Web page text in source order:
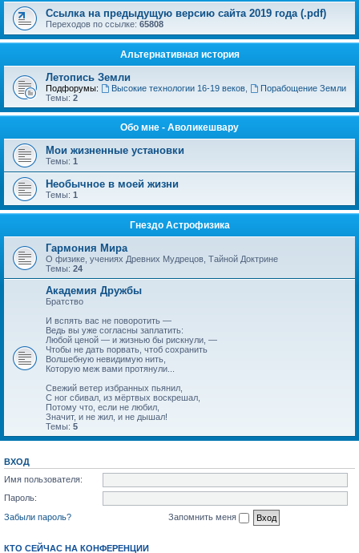
Ссылка на предыдущую версию сайта 2019 года (.pdf)
Переходов по ссылке: 65808
Альтернативная история
Летопись Земли
Подфорумы: Высокие технологии 16-19 веков,
Порабощение Земли
Темы: 2
Обо мне - Аволикешвару
Мои жизненные установки
Темы: 1
Необычное в моей жизни
Темы: 1
Гнездо Астрофизика
Гармония Мира
О физике, учениях Древних Мудрецов, Тайной Доктрине
Темы: 24
Академия Дружбы
Братство
И вспять вас не поворотить —
Ведь вы уже согласны заплатить:
Любой ценой — и жизнью бы рискнули, —
Чтобы не дать порвать, чтоб сохранить
Волшебную невидимую нить,
Которую меж вами протянули...
Свежий ветер избранных пьянил,
С ног сбивал, из мёртвых воскрешал,
Потому что, если не любил,
Значит, и не жил, и не дышал!
Темы: 5
ВХОД
Имя пользователя:
Пароль:
Забыли пароль?
Запомнить меня
КТО СЕЙЧАС НА КОНФЕРЕНЦИИ